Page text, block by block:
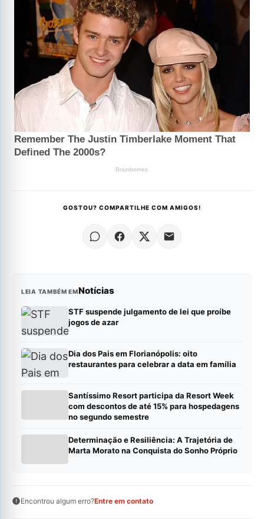
GOSTOU? COMPARTILHE COM AMIGOS!
LEIA TAMBÉM EMNotícias
STF suspende julgamento de lei que proíbe
jogos de azar
Dia dos Pais em Florianópolis: oito
restaurantes para celebrar a data em família
Santíssimo Resort participa da Resort Week
com descontos de até 15% para hospedagens
no segundo semestre
Determinação e Resiliência: A Trajetória de
Marta Morato na Conquista do Sonho Próprio
Encontrou algum erro?Entre em contato